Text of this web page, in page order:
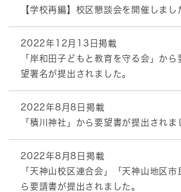
【学校再編】校区懇談会を開催しまし
2022年12月13日掲載
「岸和田子どもと教育を守る会」から
望署名が提出されました。
2022年8月8日掲載
「積川神社」から要望書が提出されま
2022年8月8日掲載
「天神山校区連合会」「天神山地区市
ら要請書が提出されました。